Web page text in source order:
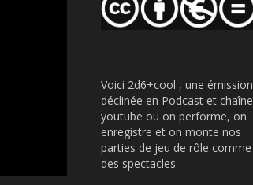
Voici 2d6+cool , une émission
déclinée en Podcast et chaîne
youtube ou on performe, on
enregistre et on monte nos
parties de jeu de rôle comme
des spectacles